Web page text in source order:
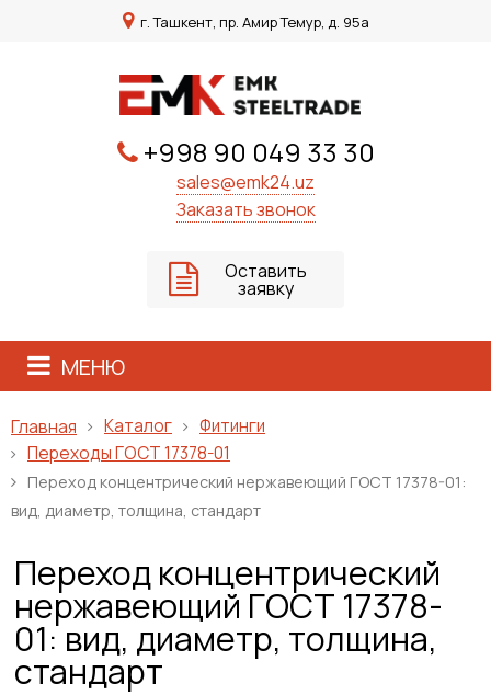
г. Ташкент, пр. Амир Темур, д. 95а
+998 90 049 33 30
sales@emk24.uz
Заказать звонок
Оставить
заявку
МЕНЮ
Главная Каталог
Фитинги
Переходы ГОСТ 17378-01
Переход концентрический нержавеющий ГОСТ 17378-01:
вид, диаметр, толщина, стандарт
Переход концентрический
нержавеющий ГОСТ 17378-
01: вид, диаметр, толщина,
стандарт